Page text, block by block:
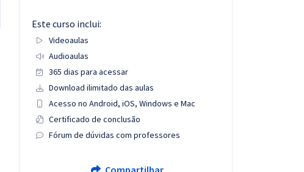
Este curso inclui:
Videoaulas
Audioaulas
365 dias para acessar
Download ilimitado das aulas
Acesso no Android, iOS, Windows e Mac
Certificado de conclusão
Fórum de dúvidas com professores
Compartilhar